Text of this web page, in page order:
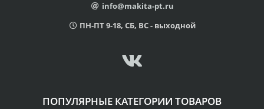
info@makita-pt.ru
ПН-ПТ 9-18, СБ, ВС - выходной
ПОПУЛЯРНЫЕ КАТЕГОРИИ ТОВАРОВ